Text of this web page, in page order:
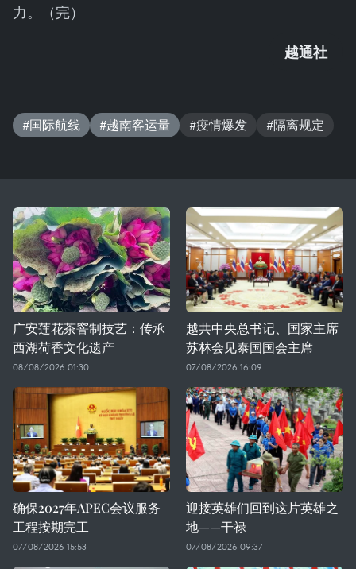
力。（完）
越通社
#国际航线 #越南客运量 #疫情爆发 #隔离规定
广安莲花茶窨制技艺：传承
西湖荷香文化遗产
08/08/2026 01:30
越共中央总书记、国家主席
苏林会见泰国国会主席
07/08/2026 16:09
确保2027年APEC会议服务
工程按期完工
07/08/2026 15:53
迎接英雄们回到这片英雄之
地——干禄
07/08/2026 09:37